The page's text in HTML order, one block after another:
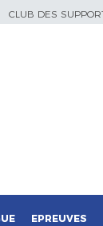
CLUB DES
EPREUVES